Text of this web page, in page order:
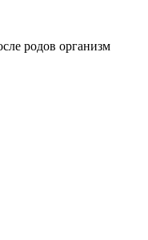
родов организм